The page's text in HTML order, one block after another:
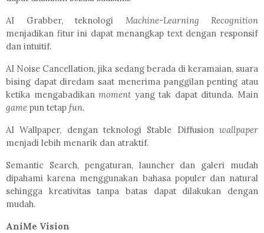
AI Grabber, teknologi Machine-Learning Recognition
menjadikan fitur ini dapat menangkap text dengan responsif
dan intuitif.
AI Noise Cancellation, jika sedang berada di keramaian, suara
bising dapat diredam saat menerima panggilan penting atau
ketika mengabadikanmoment yang tak dapat ditunda. Main
game pun tetap fun.
AI Wallpaper, dengan teknologi Stable Diffusion wallpaper
menjadi lebih menarik dan atraktif.
Semantic Search, pengaturan, launcher dan galeri mudah
dipahami karena menggunakan bahasa populer dan natural
sehingga kreativitas tanpa batas dapat dilakukan dengan
mudah.
AniMe Vision